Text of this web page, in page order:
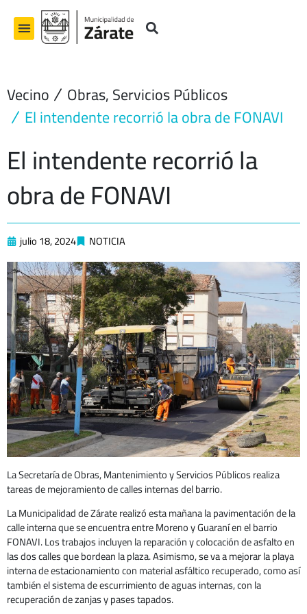
contenido
Vecino Obras,Servicios Públicos
El intendente recorrió la obra de FONAVI
El intendente recorrió la
obra de FONAVI
julio 18, 2024 NOTICIA
La Secretaría de Obras, Mantenimiento y Servicios Públicos realiza
tareas de mejoramiento de calles internas del barrio.
La Municipalidad de Zárate realizó esta mañana la pavimentación de la
calle interna que se encuentra entre Moreno y Guaraní en el barrio
FONAVI. Los trabajos incluyen la reparación y colocación de asfalto en
las dos calles que bordean la plaza. Asimismo, se va a mejorar la playa
interna de estacionamiento con material asfáltico recuperado, como así
también el sistema de escurrimiento de aguas internas, con la
recuperación de zanjas y pases tapados.